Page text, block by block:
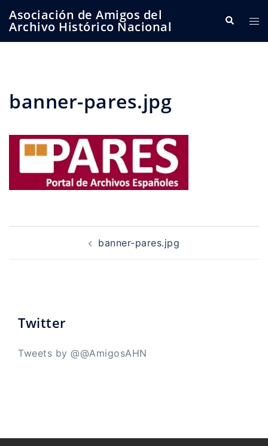
Asociación de Amigos del
Archivo Histórico Nacional Buscar
banner-pares.jpg
Navegación
entradas
banner-pares.jpg
Twitter
Tweets by @@AmigosAHN